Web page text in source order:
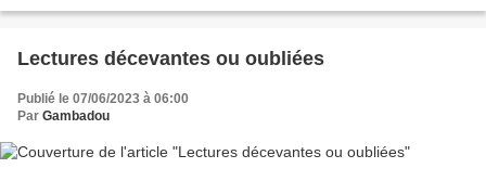
Lectures décevantes ou oubliées
Publié le 07/06/2023 à 06:00
Par Gambadou